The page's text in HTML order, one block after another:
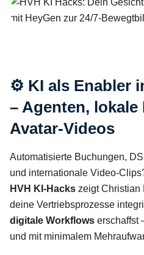
⚙️ KI als Enabler
– Agenten, lokale
Avatar-Videos
Automatisierte Buchungen,
und internationale Video-
HVH KI-Hacks zeigt Christian
deine Vertriebsprozesse
digitale Workflows erschaffst
und mit minimalem